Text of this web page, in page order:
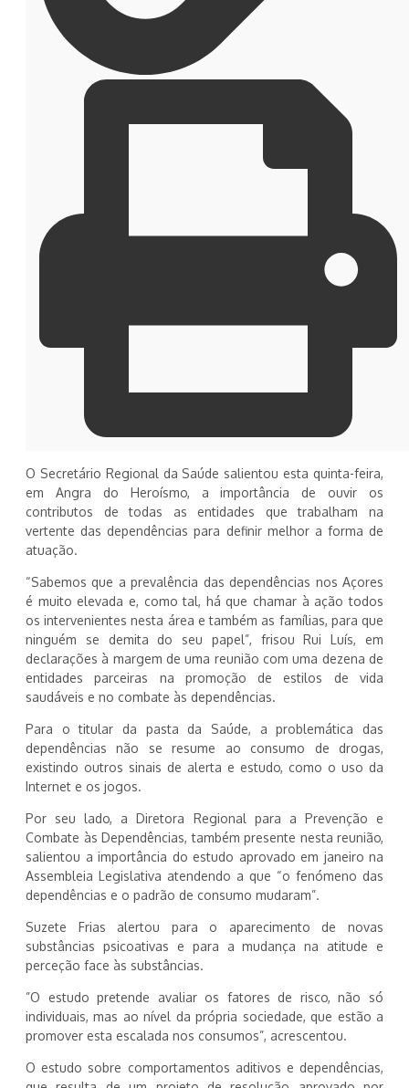
O Secretário Regional da Saúde salientou esta quinta-feira,
em Angra do Heroísmo, a importância de ouvir os
contributos de todas as entidades que trabalham na
vertente das dependências para definir melhor a forma de
atuação.
“Sabemos que a prevalência das dependências nos Açores
é muito elevada e, como tal, há que chamar à ação todos
os intervenientes nesta área e também as famílias, para que
ninguém se demita do seu papel”, frisou Rui Luís, em
declarações à margem de uma reunião com uma dezena de
entidades parceiras na promoção de estilos de vida
saudáveis e no combate às dependências.
Para o titular da pasta da Saúde, a problemática das
dependências não se resume ao consumo de drogas,
existindo outros sinais de alerta e estudo, como o uso da
Internet e os jogos.
Por seu lado, a Diretora Regional para a Prevenção e
Combate às Dependências, também presente nesta reunião,
salientou a importância do estudo aprovado em janeiro na
Assembleia Legislativa atendendo a que “o fenómeno das
dependências e o padrão de consumo mudaram”.
Suzete Frias alertou para o aparecimento de novas
substâncias psicoativas e para a mudança na atitude e
perceção face às substâncias.
”O estudo pretende avaliar os fatores de risco, não só
individuais, mas ao nível da própria sociedade, que estão a
promover esta escalada nos consumos”, acrescentou.
O estudo sobre comportamentos aditivos e dependências,